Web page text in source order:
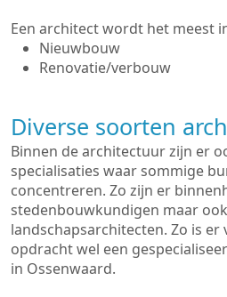
Een architect wordt het meest
Nieuwbouw
Renovatie/verbouw
Diverse soorten
Binnen de architectuur zijn er
specialisaties waar sommige
concentreren. Zo zijn er
stedenbouwkundigen maar
landschapsarchitecten. Zo is
opdracht wel een
in Ossenwaard.